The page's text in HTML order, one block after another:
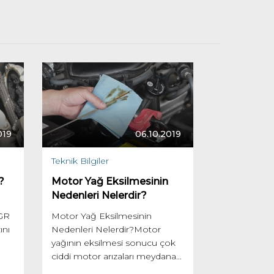
06.10.2019
Teknik Bilgiler
Motor Yağ Eksilmesinin
Nedenleri Nelerdir?
Motor Yağ Eksilmesinin
Nedenleri Nelerdir?Motor
yağının eksilmesi sonucu çok
ciddi motor arızaları meydana...